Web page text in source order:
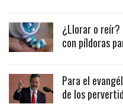
¿Llorar o reír?
con píldoras
Para el
de los